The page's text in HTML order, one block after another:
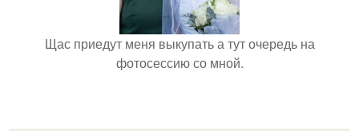
Щас приедут меня выкупать а тут очередь на
фотосессию со мной.